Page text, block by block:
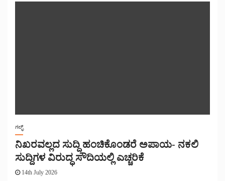
ಗಲ್ಫ್
ನಿಖರವಲ್ಲದ ಸುದ್ದಿ ಹಂಚಿಕೊಂಡರೆ ಅಪಾಯ- ನಕಲಿ
ಸುದ್ದಿಗಳ ವಿರುದ್ಧ ಸೌದಿಯಲ್ಲಿ ಎಚ್ಚರಿಕೆ
14th July 2026